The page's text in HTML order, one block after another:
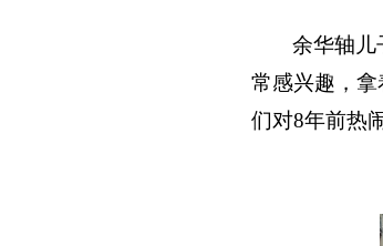
余华轴儿
常感兴趣，
们对8年前热